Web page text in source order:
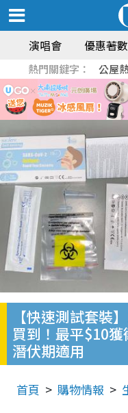
演唱會 優惠著數
熱門關鍵字： 公屋
【快速測試套裝
買到！最平$10
潛伏期適用
首頁 購物情報